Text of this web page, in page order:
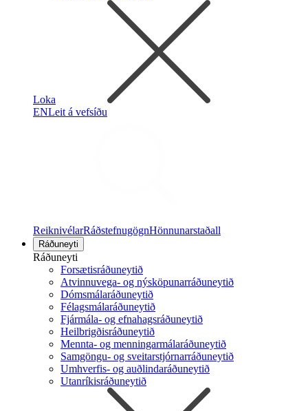
Loka
ENLeit á vefsíðu
ReiknivélarRáðstefnugögnHönnunarstaðall
Ráðuneyti
Ráðuneyti
Forsætisráðuneytið
Atvinnuvega- og nýsköpunarráðuneytið
Dómsmálaráðuneytið
Félagsmálaráðuneytið
Fjármála- og efnahagsráðuneytið
Heilbrigðisráðuneytið
Mennta- og menningarmálaráðuneytið
Samgöngu- og sveitarstjórnarráðuneytið
Umhverfis- og auðlindaráðuneytið
Utanríkisráðuneytið